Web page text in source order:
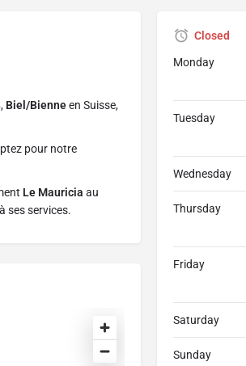
, Biel/Bienneen Suisse,
pour notre
Le Mauricia au
ses services.
Closed
Monday
Tuesday
Wednesday
Thursday
Friday
Saturday
Sunday